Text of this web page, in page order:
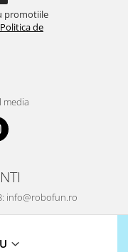
promotiile
Politica de
media
info@robofun.ro